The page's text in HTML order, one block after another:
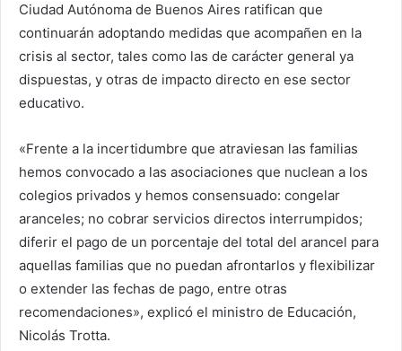
Ciudad Autónoma de Buenos Aires ratifican que
continuarán adoptando medidas que acompañen en la
crisis al sector, tales como las de carácter general ya
dispuestas, y otras de impacto directo en ese sector
educativo.
«Frente a la incertidumbre que atraviesan las familias
hemos convocado a las asociaciones que nuclean a los
colegios privados y hemos consensuado: congelar
aranceles; no cobrar servicios directos interrumpidos;
diferir el pago de un porcentaje del total del arancel para
aquellas familias que no puedan afrontarlos y flexibilizar
o extender las fechas de pago, entre otras
recomendaciones», explicó el ministro de Educación,
Nicolás Trotta.